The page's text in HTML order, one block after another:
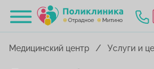
Медицинский центр Услуги и